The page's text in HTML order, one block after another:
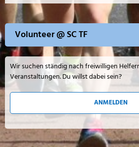
Volunteer @ SC TF
Wir suchen ständig nach freiwilligen
Veranstaltungen. Du willst dabei sein?
ANMELDEN